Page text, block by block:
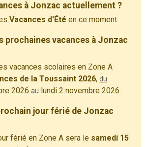
à Jonzac actuellement ?
Vacances d'Été en ce moment.
prochaines vacances à Jonzac
vacances scolaires en Zone A
de la Toussaint 2026, du
2026 au lundi 2 novembre 2026.
jour férié de Jonzac
férié en Zone A sera le samedi 15